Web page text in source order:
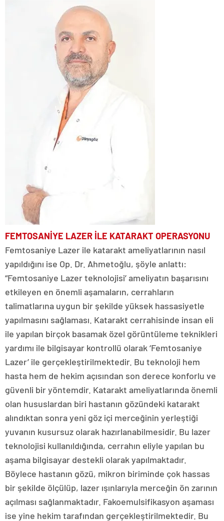
FEMTOSANİYE LAZER İLE KATARAKT OPERASYONU
Femtosaniye Lazer ile katarakt ameliyatlarının nasıl
yapıldığını ise Op. Dr. Ahmetoğlu, şöyle anlattı:
“Femtosaniye Lazer teknolojisi’ ameliyatın başarısını
etkileyen en önemli aşamaların, cerrahların
talimatlarına uygun bir şekilde yüksek hassasiyetle
yapılmasını sağlaması. Katarakt cerrahisinde insan eli
ile yapılan birçok basamak özel görüntüleme teknikleri
yardımı ile bilgisayar kontrollü olarak ‘Femtosaniye
Lazer’ ile gerçekleştirilmektedir. Bu teknoloji hem
hasta hem de hekim açısından son derece konforlu ve
güvenli bir yöntemdir. Katarakt ameliyatlarında önemli
olan hususlardan biri hastanın gözündeki katarakt
alındıktan sonra yeni göz içi merceğinin yerleştiği
yuvanın kusursuz olarak hazırlanabilmesidir. Bu lazer
teknolojisi kullanıldığında, cerrahın eliyle yapılan bu
aşama bilgisayar destekli olarak yapılmaktadır.
Böylece hastanın gözü, mikron biriminde çok hassas
bir şekilde ölçülüp, lazer ışınlarıyla merceğin ön zarının
açılması sağlanmaktadır. Fakoemulsifikasyon aşaması
ise yine hekim tarafından gerçekleştirilmektedir. Bu